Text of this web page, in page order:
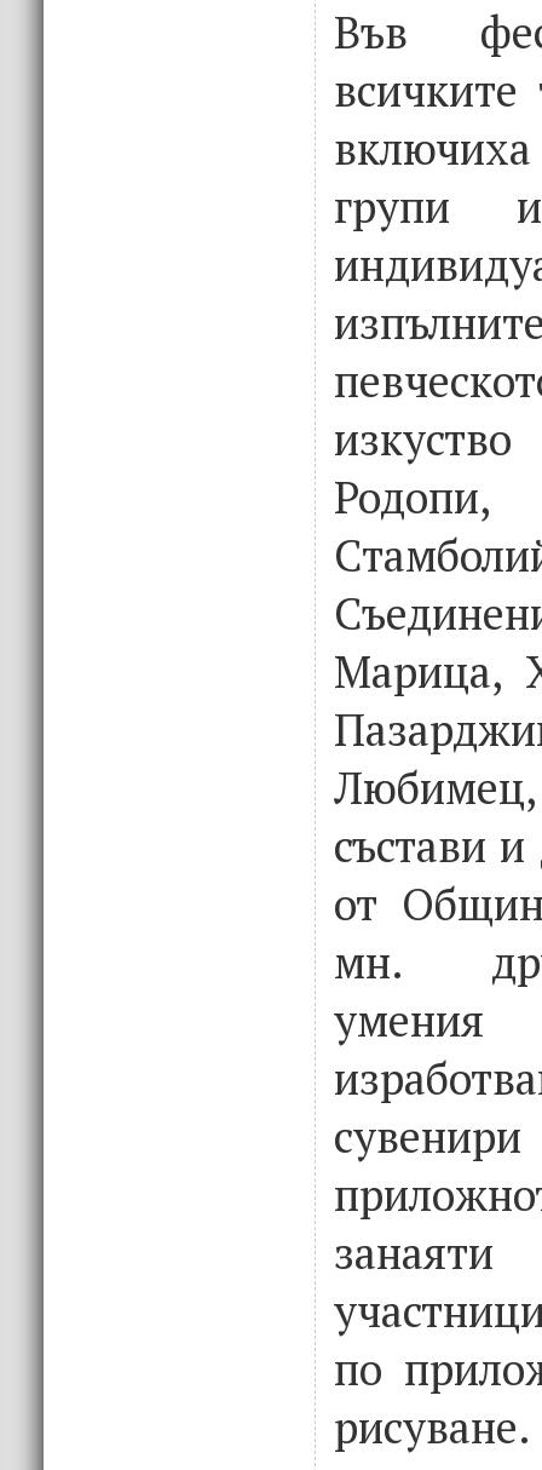
Във
групи
Марица,
състави
от
мн.
занаяти
по
рисуване.